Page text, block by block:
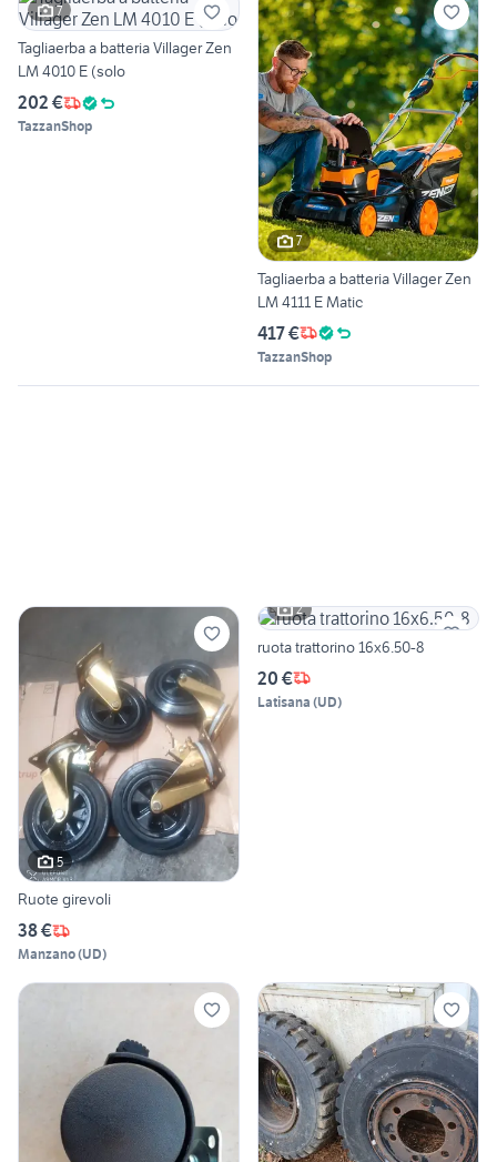
7
Tagliaerba a batteria Villager Zen
LM 4010 E (solo
202 €
TazzanShop
7
Tagliaerba a batteria Villager Zen
LM 4111 E Matic
417 €
TazzanShop
5
Ruote girevoli
38 €
Manzano(UD)
2
ruota trattorino 16x6.50-8
20 €
Latisana (UD)